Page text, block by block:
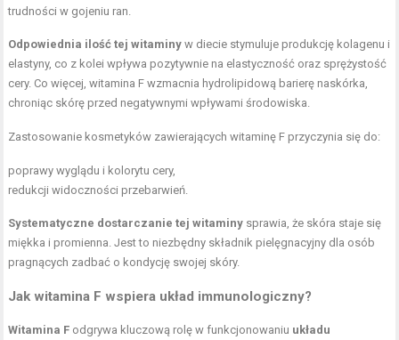
trudności w gojeniu ran.
Odpowiednia ilość tej witaminy w diecie stymuluje produkcję kolagenu i
elastyny, co z kolei wpływa pozytywnie na elastyczność oraz sprężystość
cery. Co więcej, witamina F wzmacnia hydrolipidową barierę naskórka,
chroniąc skórę przed negatywnymi wpływami środowiska.
Zastosowanie kosmetyków zawierających witaminę F przyczynia się do:
poprawy wyglądu i kolorytu cery,
redukcji widoczności przebarwień.
Systematyczne dostarczanie tej witaminy sprawia, że skóra staje się
miękka i promienna. Jest to niezbędny składnik pielęgnacyjny dla osób
pragnących zadbać o kondycję swojej skóry.
Jak witamina F wspiera układ immunologiczny?
Witamina F odgrywa kluczową rolę w funkcjonowaniu układu